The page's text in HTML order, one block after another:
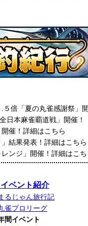
５倍「夏の丸雀感謝祭」
日本麻雀覇道戦」開催！
開催！詳細はこちら
結果発表！詳細はこちら
レンジ」開催！詳細はこ
ベント紹介
るじゃん旅行記
雀プロリーグ
間イベント